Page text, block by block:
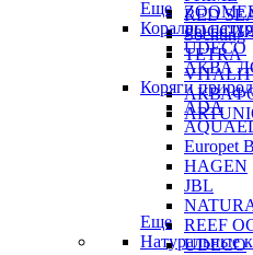
RED
Sochting
TETRA
Еще
Кораллы
UDECO
АКВА
Коряги
ADA
Europet
HAGEN
JBL
REEF
UDECO
Еще
Натуральные